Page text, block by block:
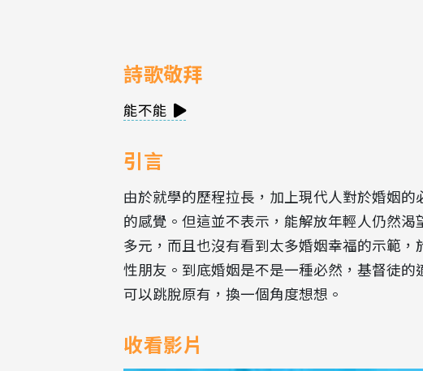
詩歌敬拜
能不能
引言
由於就學的歷程拉長，加上現代人對於婚姻
的感覺。但這並不表示，能解放年輕人仍然
多元，而且也沒有看到太多婚姻幸福的示範
性朋友。到底婚姻是不是一種必然，基督徒
可以跳脫原有，換一個角度想想。
收看影片